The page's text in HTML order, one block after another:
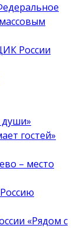
России
души»
гостей»
– место
«Рядом с